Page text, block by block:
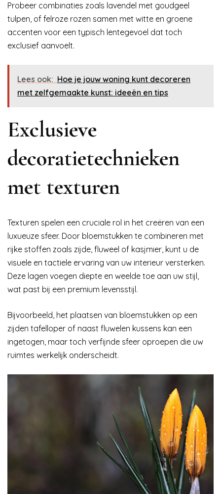
Probeer combinaties zoals lavendel met goudgeel
tulpen, of felroze rozen samen met witte en groene
accenten voor een typisch lentegevoel dat toch
exclusief aanvoelt.
Lees ook: Hoe je jouw woning kunt decoreren
met zelfgemaakte kunst: ideeën en tips
Exclusieve
decoratietechnieken
met texturen
Texturen spelen een cruciale rol in het creëren van een
luxueuze sfeer. Door bloemstukken te combineren met
rijke stoffen zoals zijde, fluweel of kasjmier, kunt u de
visuele en tactiele ervaring van uw interieur versterken.
Deze lagen voegen diepte en weelde toe aan uw stijl,
wat past bij een premium levensstijl.
Bijvoorbeeld, het plaatsen van bloemstukken op een
zijden tafelloper of naast fluwelen kussens kan een
ingetogen, maar toch verfijnde sfeer oproepen die uw
ruimtes werkelijk onderscheidt.